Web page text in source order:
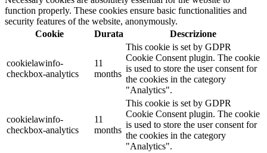
function properly. These cookies ensure basic functionalities and
security features of the website, anonymously.
Cookie
Durata Descrizione
cookielawinfo-
checkbox-analytics
11
months
This cookie is set by GDPR
Cookie Consent plugin. The cookie
is used to store the user consent for
the cookies in the category
"Analytics".
cookielawinfo-
checkbox-analytics
11
months
This cookie is set by GDPR
Cookie Consent plugin. The cookie
is used to store the user consent for
the cookies in the category
"Analytics".